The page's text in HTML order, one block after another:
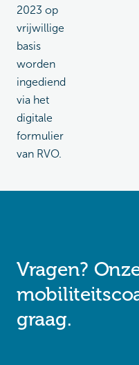
2023 op
vrijwillige
basis
worden
ingediend
via het
digitale
formulier
van RVO.
Vragen?
graag.